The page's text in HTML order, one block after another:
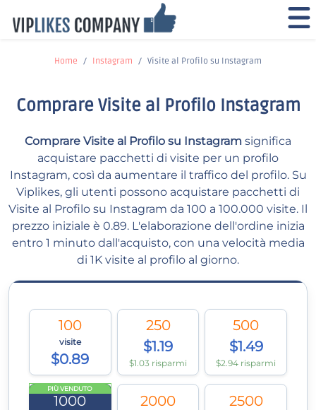
Home Instagram Visite al Profilo su Instagram
Comprare Visite al Profilo Instagram
Comprare Visite al Profilo su Instagram significa
acquistare pacchetti di visite per un profilo
Instagram, così da aumentare il traffico del profilo. Su
Viplikes, gli utenti possono acquistare pacchetti di
Visite al Profilo su Instagram da 100 a 100.000 visite. Il
prezzo iniziale è 0.89. L'elaborazione dell'ordine inizia
entro 1 minuto dall'acquisto, con una velocità media
di 1K visite al profilo al giorno.
100
visite
$0.89
250
$1.19
$1.03 risparmi
500
$1.49
$2.94 risparmi
PIÙ VENDUTO
1000
2000
2500